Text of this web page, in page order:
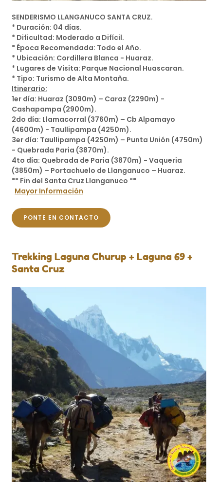
SENDERISMO LLANGANUCO SANTA CRUZ.
* Duración: 04 días.
* Dificultad: Moderado a Difícil.
* Época Recomendada: Todo el Año.
* Ubicación: Cordillera Blanca - Huaraz.
* Lugares de Visita: Parque Nacional Huascaran.
* Tipo: Turismo de Alta Montaña.
Itinerario:
1er día: Huaraz (3090m) – Caraz (2290m) -
Cashapampa (2900m).
2do día: Llamacorral (3760m) – Cb Alpamayo
(4600m) - Taullipampa (4250m).
3er día: Taullipampa (4250m) – Punta Unión (4750m)
- Quebrada Paria (3870m).
4to día: Quebrada de Paria (3870m) - Vaqueria
(3850m) – Portachuelo de Llanganuco – Huaraz.
** Fin del Santa Cruz Llanganuco **
Mayor Información
PONTE EN CONTACTO
Trekking Laguna Churup + Laguna 69 +
Santa Cruz